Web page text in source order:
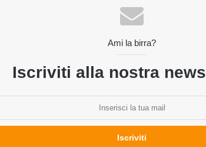
Ami la birra?
Iscriviti alla nostra